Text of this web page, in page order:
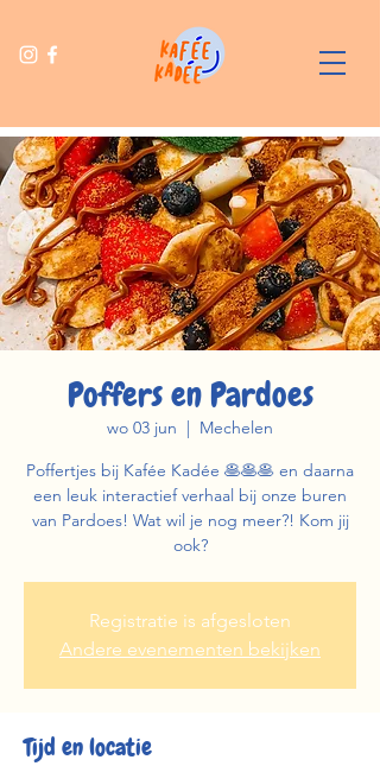
Poffers en Pardoes
wo 03 jun
  |
Mechelen
Poffertjes bij Kafée Kadée 🥞🥞🥞 en daarna
een leuk interactief verhaal bij onze buren
van Pardoes! Wat wil je nog meer?! Kom jij
ook?
Registratie is afgesloten
Andere evenementen bekijken
Tijd en locatie